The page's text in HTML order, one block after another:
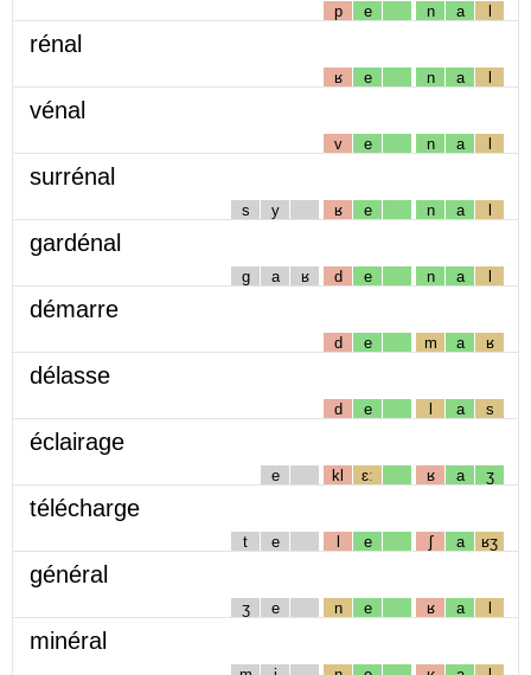
p e n a l
rénal
ʁ e n a l
vénal
v e n a l
surrénal
s y ʁ e n a l
gardénal
g a ʁ d e n a l
démarre
d e m a ʁ
délasse
d e l a s
éclairage
e kl ɛː ʁ a ʒ
télécharge
t e l e ʃ a ʁʒ
général
ʒ e n e ʁ a l
minéral